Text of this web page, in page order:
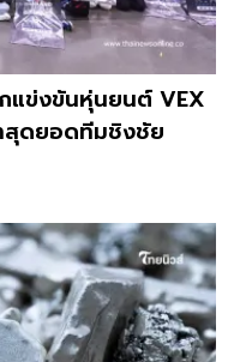
แข่งขันหุ่นยนต์ VEX